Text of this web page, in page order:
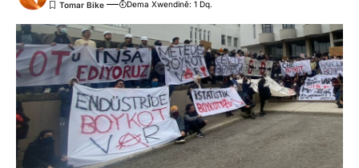
Dema Xwendinê: 1 Dq.